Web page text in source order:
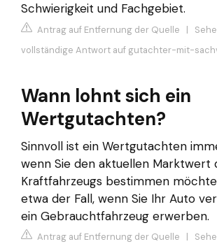
Schwierigkeit und Fachgebiet.
Antrag auf Entfernung der Quelle |
vollständige Antwort auf gutachter-mit-
Wann lohnt sich ein
Wertgutachten?
Sinnvoll ist ein Wertgutachten
wenn Sie den aktuellen Marktwert
Kraftfahrzeugs bestimmen
etwa der Fall, wenn Sie Ihr Auto
ein Gebrauchtfahrzeug erwerben.
Antrag auf Entfernung der Quelle |